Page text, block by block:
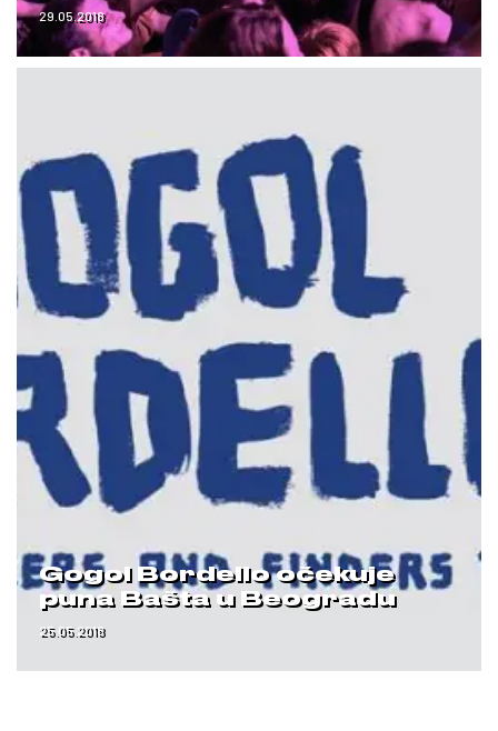
29.05.2018
Gogol Bordello očekuje
puna Bašta u Beogradu
25.05.2018